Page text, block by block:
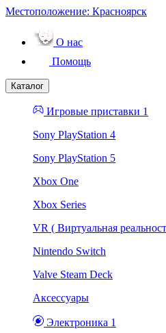
Местоположение: Красноярск
О нас
Помощь
Каталог
Игровые приставки 1
Sony PlayStation 4
Sony PlayStation 5
Xbox One
Xbox Series
VR ( Виртуальная
Nintendo Switch
Valve Steam Deck
Аксессуары
Электроника 1